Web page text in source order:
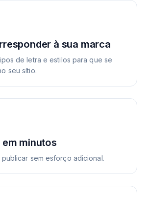
à sua marca
de letra e estilos para que se
seu sítio.
minutos
sem esforço adicional.